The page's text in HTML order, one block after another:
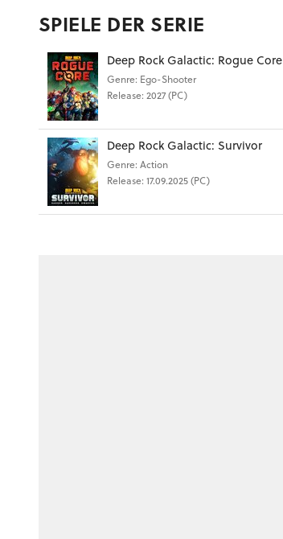
SPIELE DER SERIE
Deep Rock Galactic: Rogue Core
Genre: Ego-Shooter
Release: 2027 (PC)
Deep Rock Galactic: Survivor
Genre: Action
Release: 17.09.2025 (PC)